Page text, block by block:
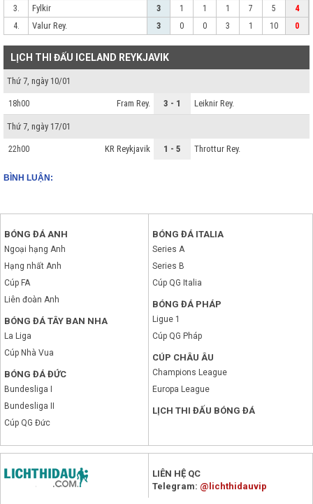
3.
Fylkir 3 1 1 1 7 5
4
4.
Valur Rey. 3 0 0 3 1 10 0
LỊCH THI ĐẤU ICELAND REYKJAVIK
Thứ 7, ngày 10/01
18h00 Fram Rey. 3 - 1 Leiknir Rey.
Thứ 7, ngày 17/01
22h00 KR Reykjavik 1 - 5 Throttur Rey.
BÌNH LUẬN:
BÓNG ĐÁ ANH
Ngoại hạng Anh
Hạng nhất Anh
Cúp FA
Liên đoàn Anh
BÓNG ĐÁ TÂY BAN NHA
La Liga
Cúp Nhà Vua
BÓNG ĐÁ ĐỨC
Bundesliga I
Bundesliga II
Cúp QG Đức
BÓNG ĐÁ ITALIA
Series A
Series B
Cúp QG Italia
BÓNG ĐÁ PHÁP
Ligue 1
Cúp QG Pháp
CÚP CHÂU ÂU
Champions League
Europa League
LỊCH THI ĐẤU BÓNG ĐÁ
LIÊN HỆ QC
Telegram: @lichthidauvip
x